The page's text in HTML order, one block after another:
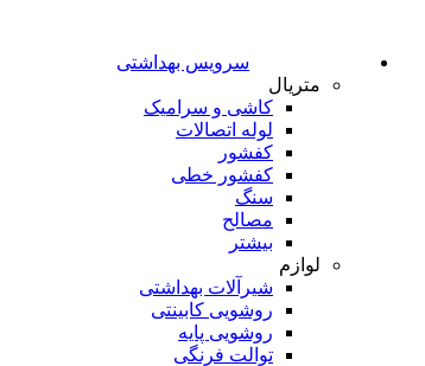
سرویس بهداشتی
متریال
کاشی و سرامیک
لوله اتصالات
کفشور
کفشور خطی
سنگ
مصالح
بیشتر
لوازم
شیرآلات بهداشتی
روشویی کابینتی
روشویی پایه
توالت فرنگی